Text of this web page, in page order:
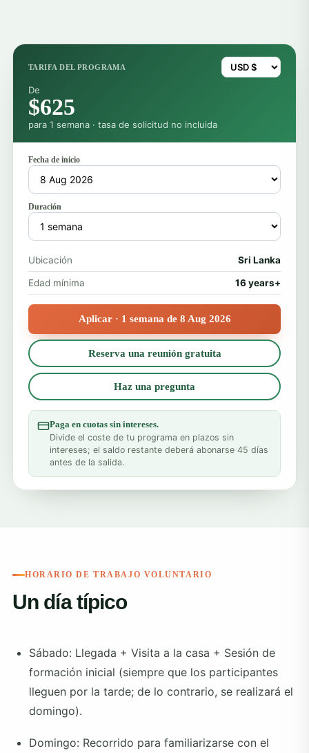
TARIFA DEL PROGRAMA
De
$625
para 1 semana · tasa de solicitud no incluida
Fecha de inicio
Duración
Ubicación Sri Lanka
Edad mínima 16 years+
Aplicar · 1 semana de 8 Aug 2026
Reserva una reunión gratuita
Haz una pregunta
Paga en cuotas sin intereses.
Divide el coste de tu programa en plazos sin
intereses; el saldo restante deberá abonarse 45 días
antes de la salida.
HORARIO DE TRABAJO VOLUNTARIO
Un día típico
Sábado: Llegada + Visita a la casa + Sesión de
formación inicial (siempre que los participantes
lleguen por la tarde; de ​​lo contrario, se realizará el
domingo).
Domingo: Recorrido para familiarizarse con el